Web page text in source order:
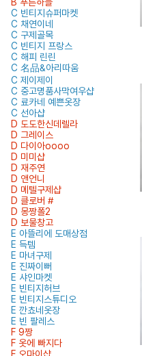
C 빈티지슈퍼마켓
C 채연이네
C 구제골목
C 빈티지 프랑스
C 해피 린린
C 名品&아리따움
C 제이제이
C 중고명품사막여우샵
C 료카네 예쁜옷장
C 선아샵
D 도도한신데렐라
D 그레이스
D 다이아oooo
D 미미샵
D 재주연
D 앤언니
D 메텔구제샵
D 클로버 #
D 몽짱폴2
D 보물창고
E 아뜰리에 도매상점
E 득템
E 마녀구제
E 진짜이뻐
E 샤인마켓
E 빈티지허브
E 빈티지스튜디오
E 깐쵸네옷장
E 빈 팔레스
F 9짱
F 옷에 빠지다